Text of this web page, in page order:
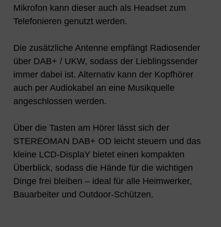
Mikrofon kann dieser auch als Headset zum
Telefonieren genutzt werden.
Die zusätzliche Antenne empfängt Radiosender
über DAB+ / UKW, sodass der Lieblingssender
immer dabei ist. Alternativ kann der Kopfhörer
auch per Audiokabel an eine Musikquelle
angeschlossen werden.
Über die Tasten am Hörer lässt sich der
STEREOMAN DAB+ OD leicht steuern und das
kleine LCD-DisplaY bietet einen kompakten
Überblick, sodass die Hände für die wichtigen
Dinge frei bleiben – ideal für alle Heimwerker,
Bauarbeiter und Outdoor-Schützen.